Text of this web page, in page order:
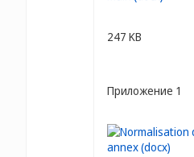
247 KB
Приложение 1